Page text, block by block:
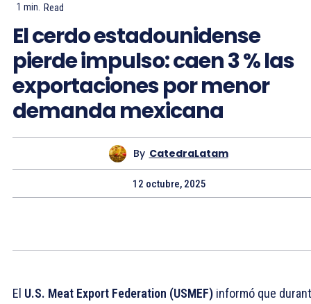
1 min. Read
El cerdo estadounidense
pierde impulso: caen 3 % las
exportaciones por menor
demanda mexicana
By CatedraLatam
12 octubre, 2025
El U.S. Meat Export Federation (USMEF) informó que